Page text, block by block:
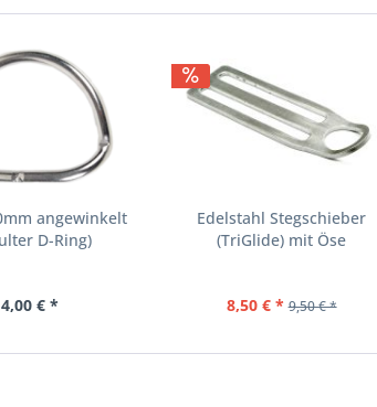
angewinkelt
D-Ring)
4,00 € *
Edelstahl Stegschieber
(TriGlide) mit Öse
8,50 € * 9,50 € *